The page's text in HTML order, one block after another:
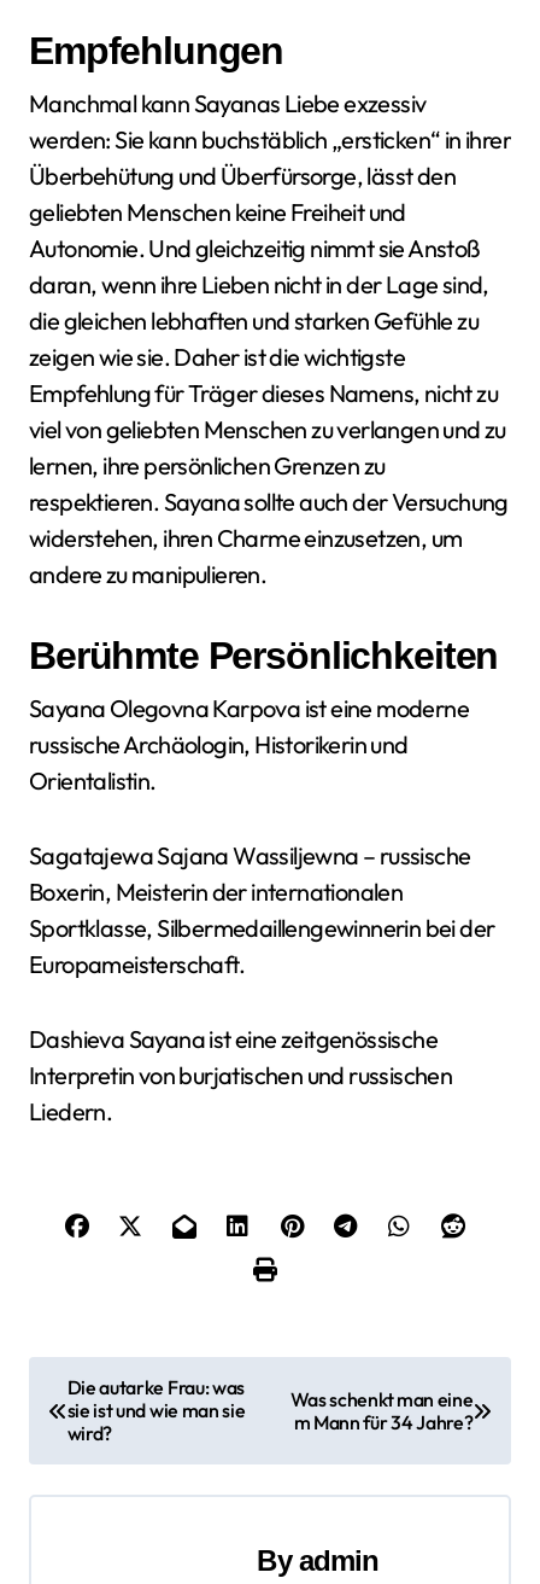
Empfehlungen
Manchmal kann Sayanas Liebe exzessiv
werden: Sie kann buchstäblich „ersticken“ in ihrer
Überbehütung und Überfürsorge, lässt den
geliebten Menschen keine Freiheit und
Autonomie. Und gleichzeitig nimmt sie Anstoß
daran, wenn ihre Lieben nicht in der Lage sind,
die gleichen lebhaften und starken Gefühle zu
zeigen wie sie. Daher ist die wichtigste
Empfehlung für Träger dieses Namens, nicht zu
viel von geliebten Menschen zu verlangen und zu
lernen, ihre persönlichen Grenzen zu
respektieren. Sayana sollte auch der Versuchung
widerstehen, ihren Charme einzusetzen, um
andere zu manipulieren.
Berühmte Persönlichkeiten
Sayana Olegovna Karpova ist eine moderne
russische Archäologin, Historikerin und
Orientalistin.
Sagatajewa Sajana Wassiljewna – russische
Boxerin, Meisterin der internationalen
Sportklasse, Silbermedaillengewinnerin bei der
Europameisterschaft.
Dashieva Sayana ist eine zeitgenössische
Interpretin von burjatischen und russischen
Liedern.
i
Die autarke Frau: was
sie ist und wie man sie
wird?
Was schenkt man eine
m Mann für 34 Jahre?
Byadmin